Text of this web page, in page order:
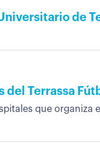
de
del Terrassa
que organiza